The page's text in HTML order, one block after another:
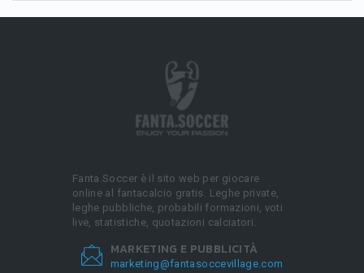
Fanta.Soccer è il sito web per giocare
online al fantacalcio gratis. Leghe private,
leghe pubbliche, probabili formazioni, voti
live, statistiche, quotazioni calciatori.
MARKETING E PUBBLICITÀ
marketing@fantasoccevillage.com